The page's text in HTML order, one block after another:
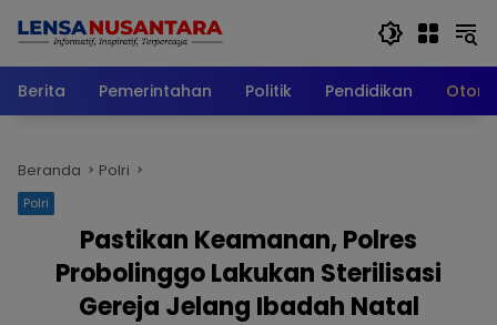
Berita
Pemerintahan Politik Pendidikan
Beranda Polri
Polri
Pastikan Keamanan, Polres
Probolinggo Lakukan Sterilisasi
Gereja Jelang Ibadah Natal